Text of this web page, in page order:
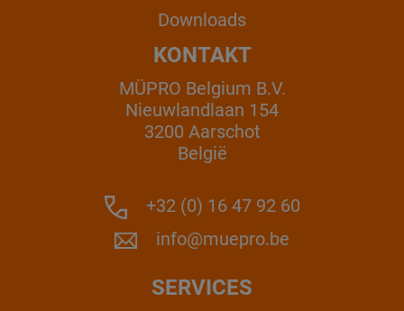
Downloads
KONTAKT
MÜPRO Belgium B.V.
Nieuwlandlaan 154
3200 Aarschot
België
+32 (0) 16 47 92 60
info@muepro.be
SERVICES